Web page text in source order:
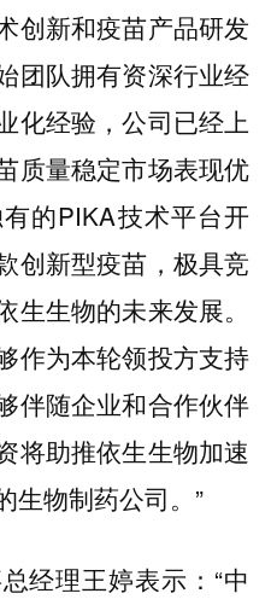
创新和疫苗产品研发
团队拥有资深行业经
化经验，公司已经上
质量稳定市场表现优
的PIKA技术平台开
创新型疫苗，极具竞
生物的未来发展。
作为本轮领投方支持
伴随企业和合作伙伴
将助推依生生物加速
生物制药公司。”
经理王婷表示：“中